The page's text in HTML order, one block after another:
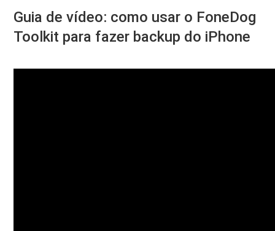
Guia de vídeo: como usar o FoneDog
Toolkit para fazer backup do iPhone